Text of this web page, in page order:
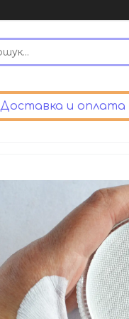
Доставка и оплата